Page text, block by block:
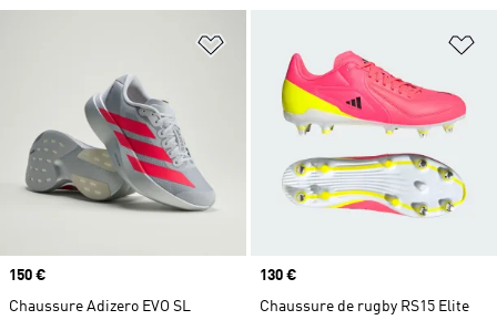
Ajouter à la Liste de produits
Prix
150 €
Chaussure Adizero EVO SL
Prix
130 €
Chaussure de rugby RS15 Elite